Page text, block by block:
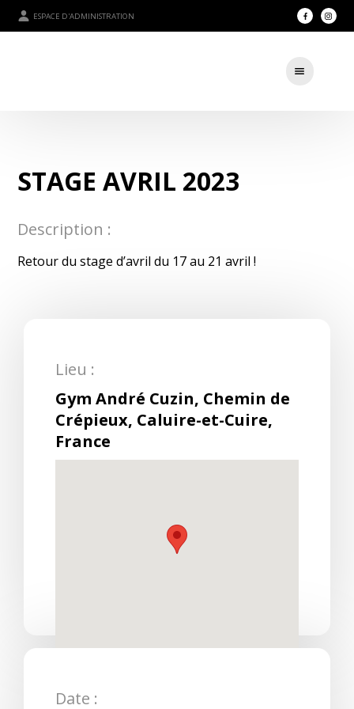
ESPACE D'ADMINISTRATION
STAGE AVRIL 2023
Description :
Retour du stage d’avril du 17 au 21 avril !
Lieu :
Gym André Cuzin, Chemin de
Crépieux, Caluire-et-Cuire,
France
Date :